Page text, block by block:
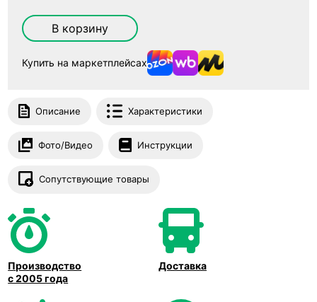
В корзину
Купить на маркетплейсах
Описание Характеристики
Фото/Видео Инструкции
Сопутствующие товары
Производство
с 2005 года
Доставка